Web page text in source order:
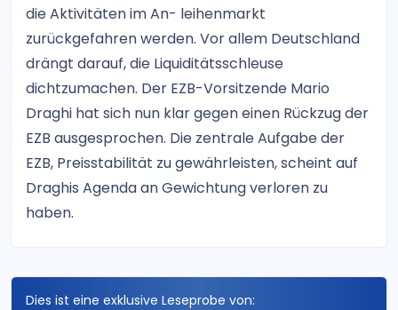
die Aktivitäten im An- leihenmarkt
zurückgefahren werden. Vor allem Deutschland
drängt darauf, die Liquiditätsschleuse
dichtzumachen. Der EZB-Vorsitzende Mario
Draghi hat sich nun klar gegen einen Rückzug der
EZB ausgesprochen. Die zentrale Aufgabe der
EZB, Preisstabilität zu gewährleisten, scheint auf
Draghis Agenda an Gewichtung verloren zu
haben.
Dies ist eine exklusive Leseprobe von: